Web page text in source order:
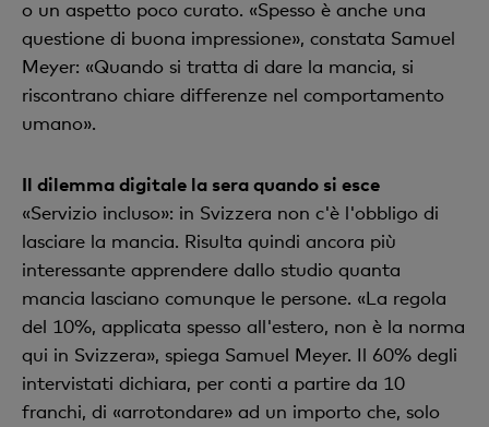
o un aspetto poco curato. «Spesso è anche una
questione di buona impressione», constata Samuel
Meyer: «Quando si tratta di dare la mancia, si
riscontrano chiare differenze nel comportamento
umano».
Il dilemma digitale la sera quando si esce
«Servizio incluso»: in Svizzera non c'è l'obbligo di
lasciare la mancia. Risulta quindi ancora più
interessante apprendere dallo studio quanta
mancia lasciano comunque le persone. «La regola
del 10%, applicata spesso all'estero, non è la norma
qui in Svizzera», spiega Samuel Meyer. Il 60% degli
intervistati dichiara, per conti a partire da 10
franchi, di «arrotondare» ad un importo che, solo